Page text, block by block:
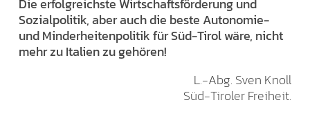
Sozialpolitik, aber auch die beste Autonomie-
und Minderheitenpolitik für Süd-Tirol wäre, nicht
mehr zu Italien zu gehören!
L.-Abg. Sven Knoll
Süd-Tiroler Freiheit.